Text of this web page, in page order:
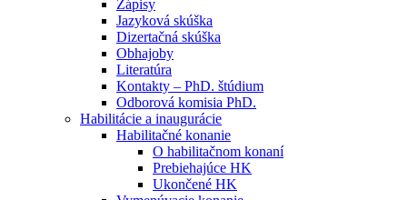
Zápisy
Jazyková skúška
Dizertačná skúška
Obhajoby
Literatúra
Kontakty – PhD. štúdium
Odborová komisia PhD.
Habilitácie a inaugurácie
Habilitačné konanie
O habilitačnom konaní
Prebiehajúce HK
Ukončené HK